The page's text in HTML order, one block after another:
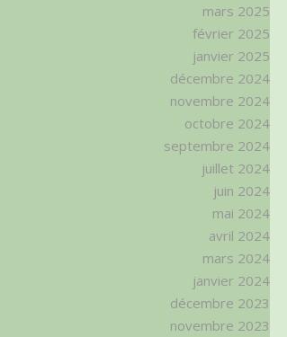
mars 2025
février 2025
janvier 2025
décembre 2024
novembre 2024
octobre 2024
septembre 2024
juillet 2024
juin 2024
mai 2024
avril 2024
mars 2024
janvier 2024
décembre 2023
novembre 2023